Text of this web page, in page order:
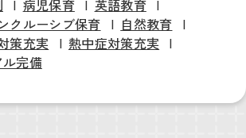
病児保育
英語教育
クルーシブ保育
自然教育
策充実
熱中症対策充実
完備